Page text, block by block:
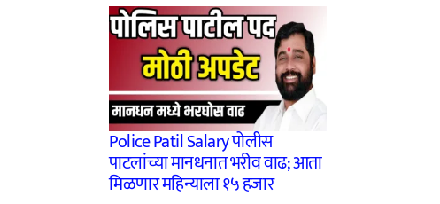
Police Patil Salary पोलीस
पाटलांच्या मानधनात भरीव वाढ; आता
मिळणार महिन्याला १५ हजार